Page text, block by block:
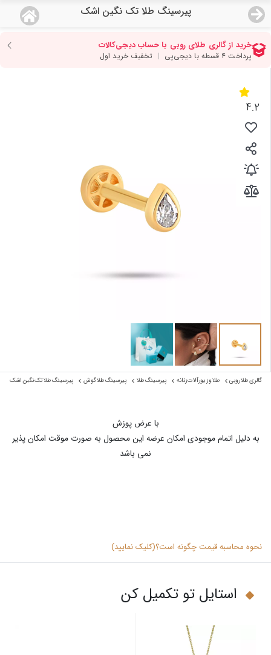
پیرسینگ طلا تک نگین اشک
منو
صفحه اصلی
دسته بندی محصولات
نمایندگی ها
مجله روبی
درباره ما
4.2
گالری طلا روبی طلا و زیورآلات زنانه پیرسینگ طلا پیرسینگ طلا گوش پیرسینگ طلا تک نگین اشک
با عرض پوزش
به دلیل اتمام موجودی امکان عرضه این محصول به صورت موقت امکان پذیر
نمی باشد
نحوه محاسبه قیمت چگونه است؟(کلیک نمایید)
استایل تو تکمیل کن